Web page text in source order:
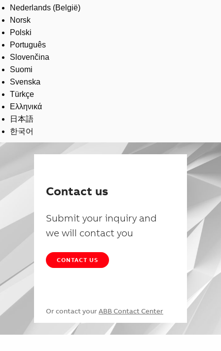
Nederlands (België)
Norsk
Polski
Português
Slovenčina
Suomi
Svenska
Türkçe
Ελληνικά
日本語
한국어
Contact us
Submit your inquiry and
we will contact you
CONTACT US
Or contact your ABB Contact Center